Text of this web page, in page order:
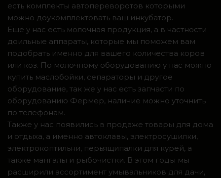
есть комплекты автопереворотов которыми
можно доукомплектовать ваш инкубатор.
Ещё у нас есть молочная продукция, а в частности
доильные аппараты, которые мы поможем вам
подобрать именно для вашего количества коров
или коз. По молочному оборудованию у нас можно
купить маслобойки, сепараторы и другое
оборудование, так же у нас есть запчасти по
оборудованию Фермер, наличие можно уточнить
по телефонам.
Также у нас появились в продаже товары для дома
и отдыха, а именно автоклавы, электросушилки,
электрокоптильни, перьящипалки для курей, а
также мангалы и рыбочистки. В этом годы мы
расширили ассортимент умывальников для дачи,